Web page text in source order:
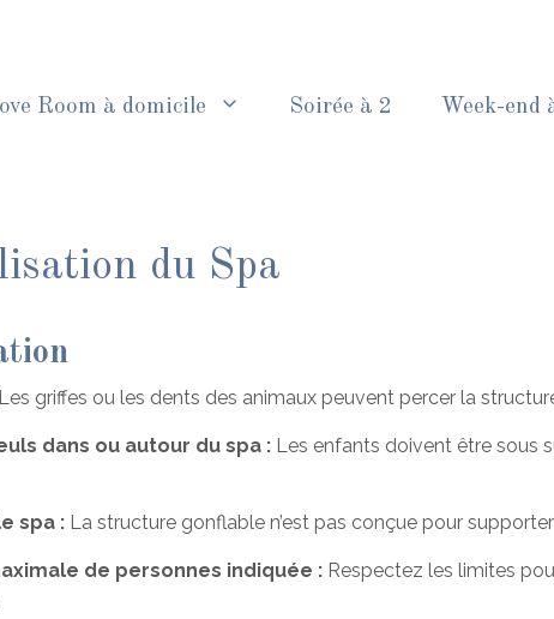
Room à domicile
Soirée à 2 Week-end
du Spa
Les griffes ou les dents des animaux peuvent percer la
dans ou autour du spa : Les enfants doivent être sous
spa : La structure gonflable n’est pas conçue pour
de personnes indiquée : Respectez les limites